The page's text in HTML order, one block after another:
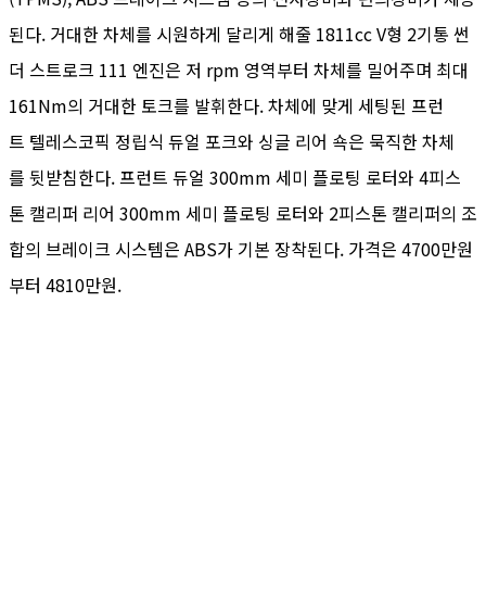
된다. 거대한 차체를 시원하게 달리게 해줄 1811cc V형 2기통 썬
더 스트로크 111 엔진은 저 rpm 영역부터 차체를 밀어주며 최대
161Nm의 거대한 토크를 발휘한다. 차체에 맞게 세팅된 프런
트 텔레스코픽 정립식 듀얼 포크와 싱글 리어 쇽은 묵직한 차체
를 뒷받침한다. 프런트 듀얼 300mm 세미 플로팅 로터와 4피스
톤 캘리퍼 리어 300mm 세미 플로팅 로터와 2피스톤 캘리퍼의 조
합의 브레이크 시스템은 ABS가 기본 장착된다. 가격은 4700만원
부터 4810만원.